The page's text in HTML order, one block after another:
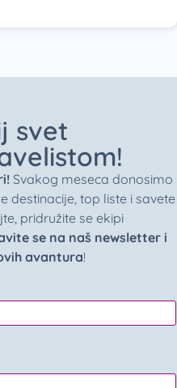
svet
Svakog meseca donosimo
destinacije, top liste i savete
pridružite se ekipi
se na naš newsletter i
avantura!